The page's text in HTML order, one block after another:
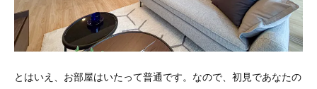
とはいえ、お部屋はいたって普通です。なので、初見であなたの